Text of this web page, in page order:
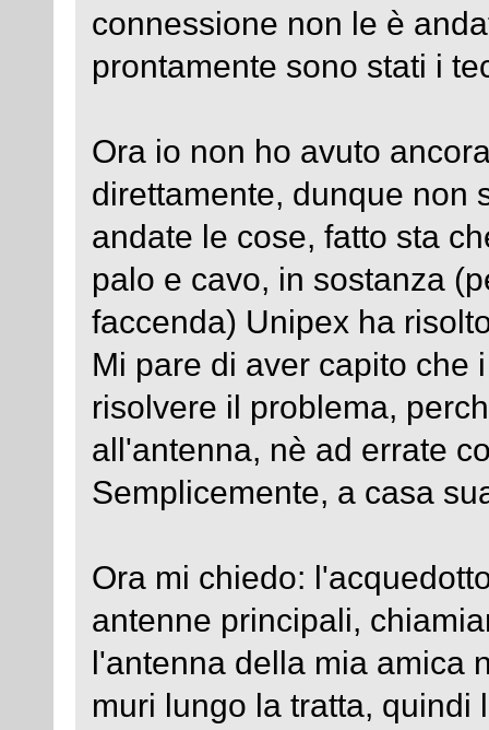
connessione non le è
prontamente sono stati i
Ora io non ho avuto
direttamente, dunque non
andate le cose, fatto sta
palo e cavo, in sostanza
faccenda) Unipex ha
Mi pare di aver capito che
risolvere il problema,
all'antenna, nè ad errate
Semplicemente, a casa
Ora mi chiedo:
antenne principali,
l'antenna della mia amica
muri lungo la tratta, quindi